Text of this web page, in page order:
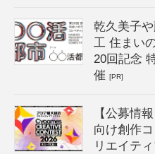
乾久美子
工 住まい
20回記念
催[PR]
【公募情
向け創作
リエイテ